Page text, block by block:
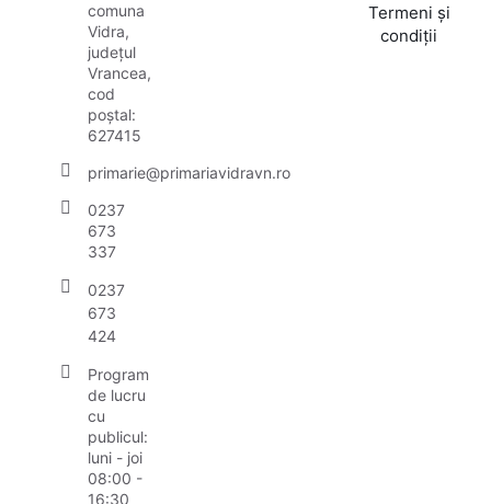
comuna
Vidra,
județul
Vrancea,
cod
poștal:
627415
primarie@primariavidravn.ro
0237
673
337
0237
673
424
Program
de lucru
cu
publicul:
luni - joi
08:00 -
16:30
Termeni și
condiții